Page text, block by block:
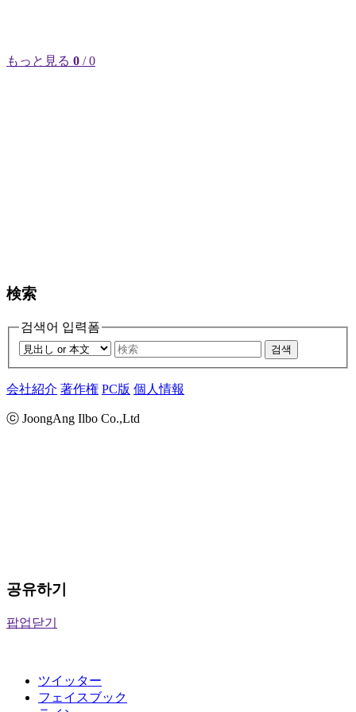
もっと見る 0 / 0
検索
검색어 입력폼
검색
会社紹介 著作権 PC版 個人情報
ⓒ JoongAng Ilbo Co.,Ltd
공유하기
팝업닫기
ツイッター
フェイスブック